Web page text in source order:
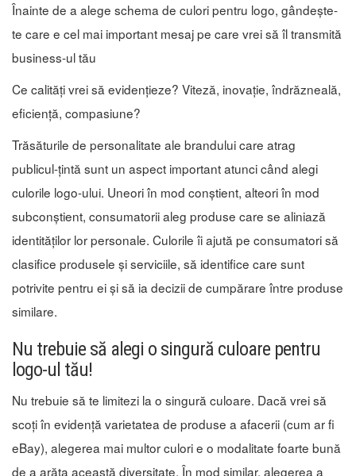
Înainte de a alege schema de culori pentru logo, gândește-
te care e cel mai important mesaj pe care vrei să îl transmită
business-ul tău
Ce calități vrei să evidențieze? Viteză, inovație, îndrăzneală,
eficiență, compasiune?
Trăsăturile de personalitate ale brandului care atrag
publicul-țintă sunt un aspect important atunci când alegi
culorile logo-ului. Uneori în mod conștient, alteori în mod
subconștient, consumatorii aleg produse care se aliniază
identităților lor personale. Culorile îi ajută pe consumatori să
clasifice produsele și serviciile, să identifice care sunt
potrivite pentru ei și să ia decizii de cumpărare între produse
similare.
Nu trebuie să alegi o singură culoare pentru
logo-ul tău!
Nu trebuie să te limitezi la o singură culoare. Dacă vrei să
scoți în evidență varietatea de produse a afacerii (cum ar fi
eBay), alegerea mai multor culori e o modalitate foarte bună
de a arăta această diversitate. În mod similar, alegerea a